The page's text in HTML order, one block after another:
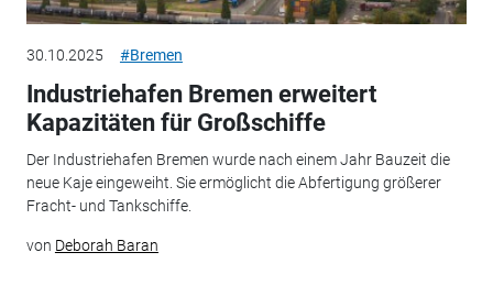
30.10.2025 #Bremen
Industriehafen Bremen erweitert
Kapazitäten für Großschiffe
Der Industriehafen Bremen wurde nach einem Jahr Bauzeit die
neue Kaje eingeweiht. Sie ermöglicht die Abfertigung größerer
Fracht- und Tankschiffe.
von Deborah Baran